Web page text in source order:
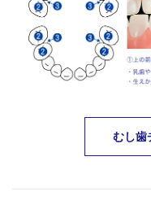
むし歯